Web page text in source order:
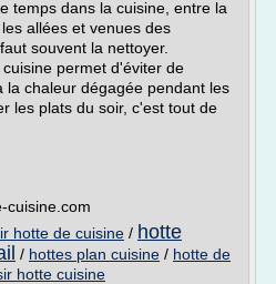
temps dans la cuisine, entre la
allées et venues des
souvent la nettoyer.
permet d'éviter de
la chaleur dégagée pendant les
les plats du soir, c'est tout de
cuisine.com
hotte de cuisine / hotte
/ hottes plan cuisine / hotte de
hotte cuisine